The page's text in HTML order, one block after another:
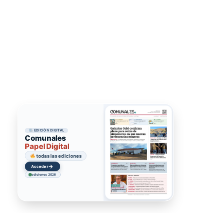
EDICIÓN DIGITAL
Comunales
Papel Digital
todas las ediciones
Acceder→
ediciones 2026